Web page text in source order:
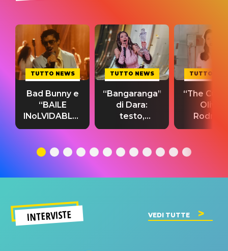
TUTTO NEWS
Bad Bunny e
“BAILE
INoLVIDABLE”:
testo,
significato
TUTTO NEWS
“Bangaranga”
di Dara:
testo,
traduzione e
del singolo
TUTTO
“The
Olivia
testo,
INTERVISTE VEDI TUTTE